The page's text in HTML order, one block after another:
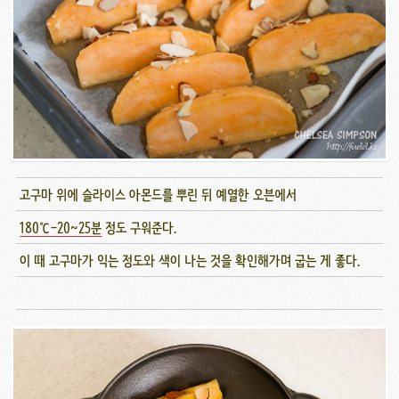
고구마 위에 슬라이스 아몬드를 뿌린 뒤 예열한 오븐에서
180℃-20~25분정도 구워준다.
이 때 고구마가 익는 정도와 색이 나는 것을 확인해가며 굽는 게 좋다.